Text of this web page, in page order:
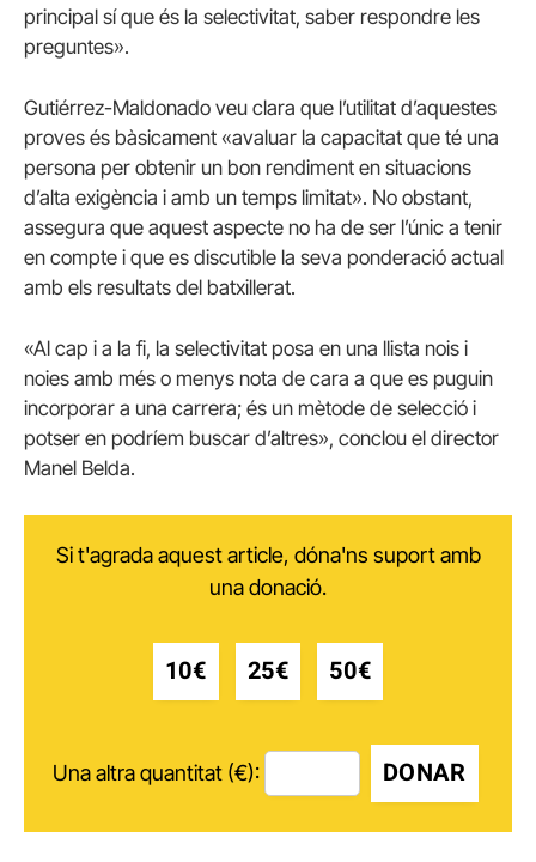
principal sí que és la selectivitat, saber respondre les
preguntes».
Gutiérrez-Maldonado veu clara que l’utilitat d’aquestes
proves és bàsicament «avaluar la capacitat que té una
persona per obtenir un bon rendiment en situacions
d’alta exigència i amb un temps limitat». No obstant,
assegura que aquest aspecte no ha de ser l’únic a tenir
en compte i que es discutible la seva ponderació actual
amb els resultats del batxillerat.
«Al cap i a la fi, la selectivitat posa en una llista nois i
noies amb més o menys nota de cara a que es puguin
incorporar a una carrera; és un mètode de selecció i
potser en podríem buscar d’altres», conclou el director
Manel Belda.
Si t'agrada aquest article, dóna'ns suport amb
una donació.
10€ 25€ 50€
Una altra quantitat (€): DONAR